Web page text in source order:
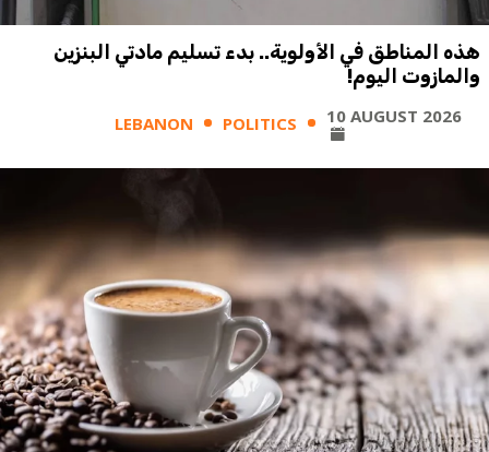
هذه المناطق في الأولوية.. بدء تسليم مادتي البنزين
والمازوت اليوم!
LEBANON POLITICS 10 AUGUST 2026